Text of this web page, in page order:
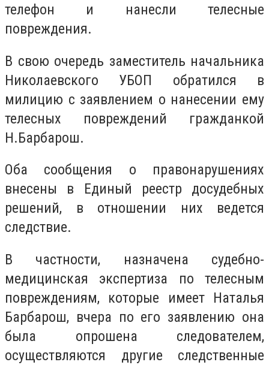
телефон и нанесли телесные
повреждения.
В свою очередь заместитель начальника
Николаевского УБОП обратился в
милицию с заявлением о нанесении ему
телесных повреждений гражданкой
Н.Барбарош.
Оба сообщения о правонарушениях
внесены в Единый реестр досудебных
решений, в отношении них ведется
следствие.
В частности, назначена судебно-
медицинская экспертиза по телесным
повреждениям, которые имеет Наталья
Барбарош, вчера по его заявлению она
была опрошена следователем,
осуществляются другие следственные